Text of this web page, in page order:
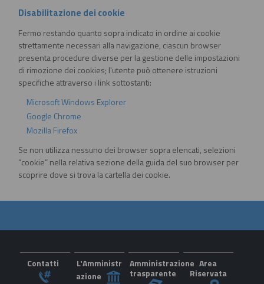
Disabilitazione dei cookie
Fermo restando quanto sopra indicato in ordine ai cookie
strettamente necessari alla navigazione, ciascun browser
presenta procedure diverse per la gestione delle impostazioni
di rimozione dei cookies; l'utente può ottenere istruzioni
specifiche attraverso i link sottostanti:
Microsoft Windows Explorer
Google Chrome
Mozilla Firefox
Se non utilizza nessuno dei browser sopra elencati, selezioni
“cookie” nella relativa sezione della guida del suo browser per
scoprire dove si trova la cartella dei cookie.
Contatti
L'Amministr
azione
Amministrazione
trasparente
Area
Riservata